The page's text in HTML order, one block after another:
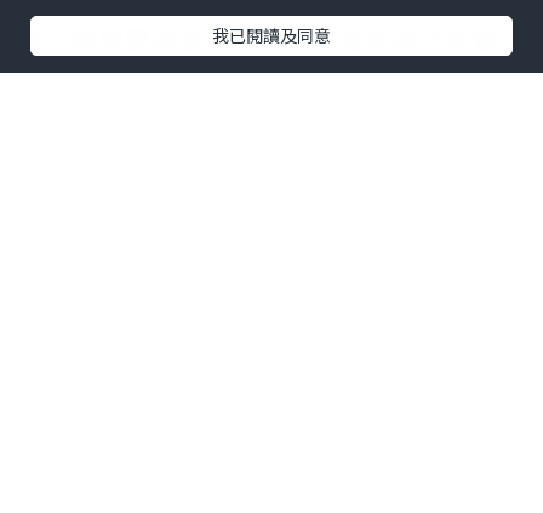
椰，補肺腎的蟲草花、補脾益氣的北芪黨
參，還有生津潤燥的蜜棗放放於水。武火
我已閱讀及同意